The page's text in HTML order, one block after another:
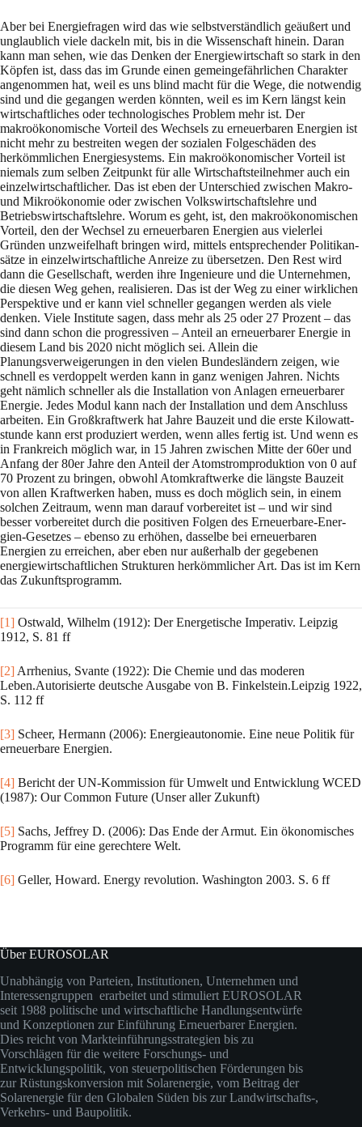
Aber bei Energiefragen wird das wie selbstverständlich geäußert und
unglaublich viele da­ckeln mit, bis in die Wissenschaft hinein. Daran
kann man sehen, wie das Denken der Ener­gie­wirt­schaft so stark in den
Köpfen ist, dass das im Grunde einen gemeingefährlichen Cha­rak­ter
ange­nommen hat, weil es uns blind macht für die Wege, die notwendig
sind und die ge­gangen werden könnten, weil es im Kern längst kein
wirtschaftliches oder technologisches Problem mehr ist. Der
makroökonomische Vorteil des Wechsels zu erneuerbaren Energien ist
nicht mehr zu bestreiten wegen der sozialen Folgeschäden des
herkömmlichen Energiesy­stems. Ein makroökonomischer Vorteil ist
niemals zum selben Zeitpunkt für alle Wirt­schafts­teilnehmer auch ein
einzelwirt­schaftlicher. Das ist eben der Unterschied zwischen Makro-
und Mikroökonomie oder zwischen Volkswirtschaftslehre und
Betriebswirtschafts­lehre. Worum es geht, ist, den makroökonomischen
Vorteil, den der Wechsel zu erneuerbaren Ener­gien aus vielerlei
Gründen unzweifelhaft bringen wird, mittels entsprechender Politikan­
sätze in einzelwirtschaftliche Anreize zu übersetzen. Den Rest wird
dann die Gesellschaft, wer­den ihre Ingenieure und die Unternehmen,
die diesen Weg gehen, realisieren. Das ist der Weg zu einer wirklichen
Perspektive und er kann viel schneller gegangen werden als viele
denken. Viele Institute sagen, dass mehr als 25 oder 27 Prozent – das
sind dann schon die progressi­ven – Anteil an erneuerbarer Energie in
diesem Land bis 2020 nicht möglich sei. Allein die
Planungsverweigerungen in den vielen Bundeslän­dern zeigen, wie
schnell es verdoppelt wer­den kann in ganz wenigen Jahren. Nichts
geht nämlich schneller als die Installation von An­la­gen erneuerbarer
Energie. Jedes Modul kann nach der Installation und dem Anschluss
ar­bei­ten. Ein Großkraftwerk hat Jahre Bauzeit und die erste Kilowatt­
stunde kann erst produ­ziert werden, wenn alles fertig ist. Und wenn es
in Frankreich möglich war, in 15 Jahren zwi­schen Mitte der 60er und
Anfang der 80er Jahre den Anteil der Atomstrom­produktion von 0 auf
70 Prozent zu bringen, obwohl Atomkraftwerke die längste Bauzeit
von allen Kraftwer­ken haben, muss es doch möglich sein, in einem
solchen Zeitraum, wenn man dar­auf vorbe­rei­tet ist – und wir sind
besser vorbereitet durch die positiven Folgen des Erneuerbare-Ener­
gien-Gesetzes – ebenso zu erhöhen, dasselbe bei erneuerbaren
Energien zu erreichen, aber eben nur außerhalb der gegebenen
energiewirtschaftlichen Strukturen herkömmlicher Art. Das ist im Kern
das Zukunftsprogramm.
[1] Ostwald, Wilhelm (1912): Der Energetische Imperativ. Leipzig
1912, S. 81 ff
[2] Arrhenius, Svante (1922): Die Chemie und das moderen
Leben.Autorisierte deutsche Ausgabe von B. Finkel­stein.Leipzig 1922,
S. 112 ff
[3] Scheer, Hermann (2006): Energieautonomie. Eine neue Politik für
erneuerbare Energien.
[4] Bericht der UN-Kommission für Umwelt und Entwicklung WCED
(1987): Our Common Future (Unser aller Zu­kunft)
[5] Sachs, Jeffrey D. (2006): Das Ende der Armut. Ein ökonomisches
Programm für eine gerechtere Welt.
[6] Geller, Howard. Energy revolution. Washington 2003. S. 6 ff
Über EUROSOLAR
Unabhängig von Parteien, Institutionen, Unternehmen und
Interessengruppen erarbeitet und stimuliert EUROSOLAR
seit 1988 politische und wirtschaftliche Handlungsentwürfe
und Konzeptionen zur Einführung Erneuerbarer Energien.
Dies reicht von Markteinführungsstrategien bis zu
Vorschlägen für die weitere Forschungs- und
Entwicklungspolitik, von steuerpolitischen Förderungen bis
zur Rüstungskonversion mit Solarenergie, vom Beitrag der
Solarenergie für den Globalen Süden bis zur Landwirtschafts-,
Verkehrs- und Baupolitik.